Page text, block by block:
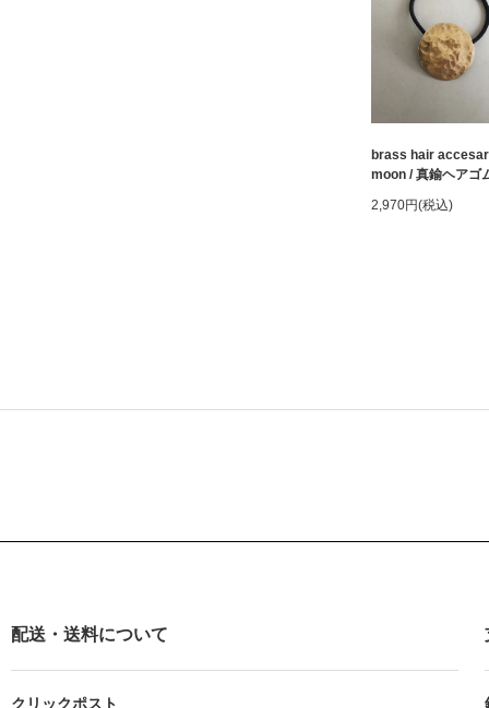
brass hair
moon / 真鍮ヘアゴ
2,970円(税込)
配送・送料について
クリックポスト